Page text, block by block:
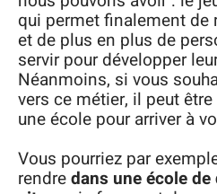
qui permet finalement de
et de plus en plus de
servir pour développer
Néanmoins, si vous
vers ce métier, il peut
une école pour arriver à
Vous pourriez par
rendredans une école de